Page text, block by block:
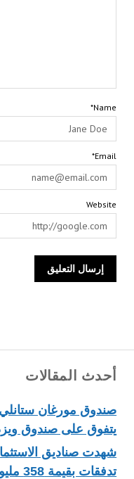
أحدث المقالات
صندوق مورغان ستانلي
يتفوق على صندوق
شهدت صناديق
Name*
Email*
Website